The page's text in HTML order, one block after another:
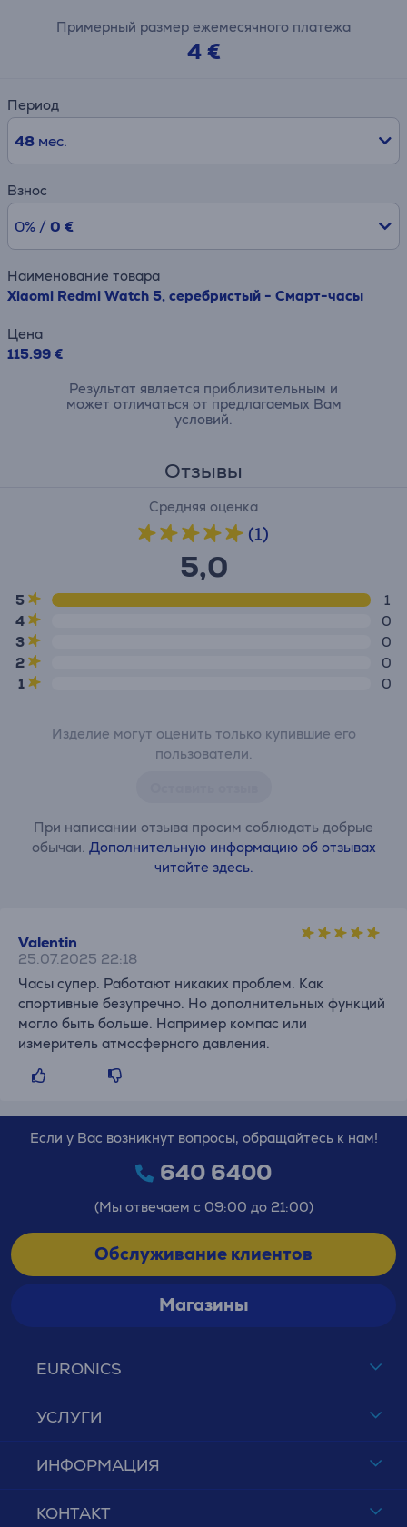
Примерный размер ежемесячного платежа
4 €
Период
48мес.
Взнос
0% / 0 €
Наименование товара
Xiaomi Redmi Watch 5, серебристый - Смарт-часы
Цена
115.99 €
Результат является приблизительным и
может отличаться от предлагаемых Вам
условий.
Отзывы
Средняя оценка
(1)
5,0
5
1
4
0
3
0
2
0
1
0
Изделие могут оценить только купившие его
пользователи.
При написании отзыва просим соблюдать добрые
обычаи. Дополнительную информацию об отзывах
читайте здесь.
Valentin
25.07.2025 22:18
Часы супер. Работают никаких проблем. Как
спортивные безупречно. Но дополнительных функций
могло быть больше. Например компас или
измеритель атмосферного давления.
EURONICS
УСЛУГИ
ИНФОРМАЦИЯ
КОНТАКТ
Если у Вас возникнут вопросы, обращайтесь к нам!
640 6400
(Мы отвечаем с 09:00 до 21:00)
Обслуживание клиентов
Магазины